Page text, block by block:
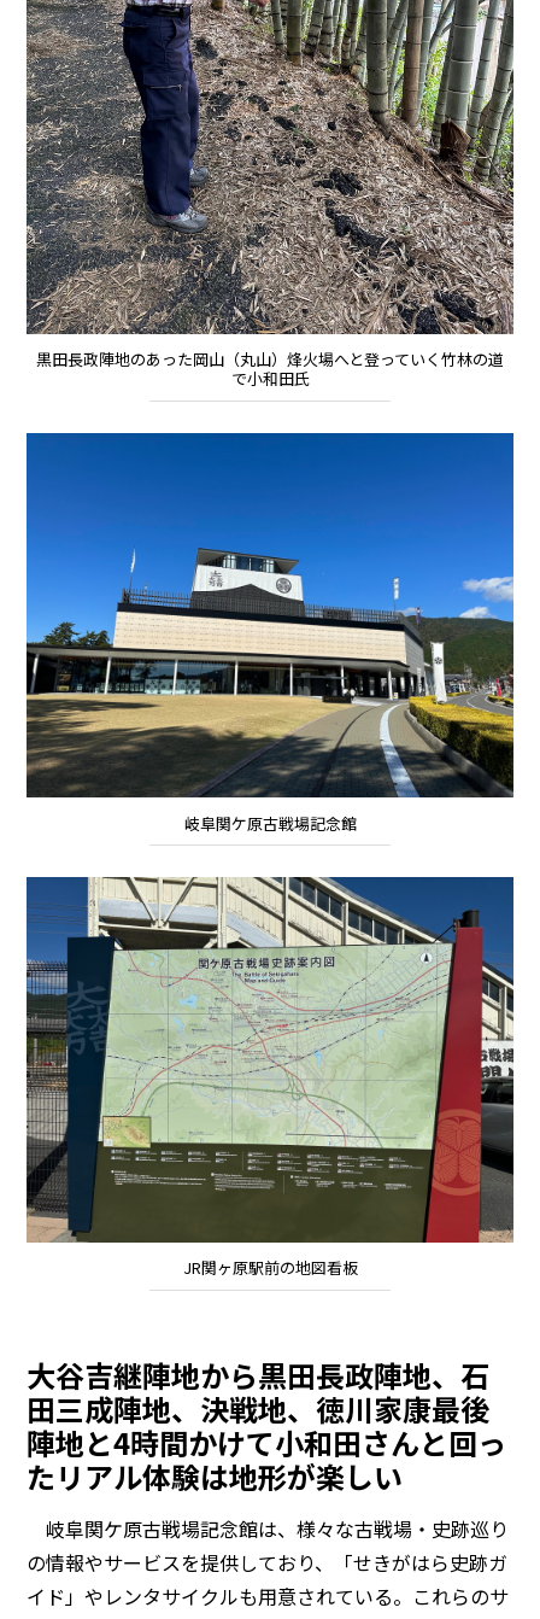
黒田長政陣地のあった岡山（丸山）烽火場へと登っていく竹林の道
で小和田氏
岐阜関ケ原古戦場記念館
JR関ヶ原駅前の地図看板
大谷吉継陣地から黒田長政陣地、石
田三成陣地、決戦地、徳川家康最後
陣地と4時間かけて小和田さんと回っ
たリアル体験は地形が楽しい
岐阜関ケ原古戦場記念館は、様々な古戦場・史跡巡り
の情報やサービスを提供しており、「せきがはら史跡ガ
イド」やレンタサイクルも用意されている。これらのサ